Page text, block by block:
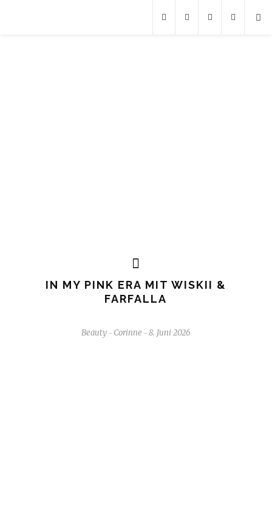
IN MY PINK ERA MIT WISKII &
FARFALLA
Beauty - Corinne - 8. Juni 2026